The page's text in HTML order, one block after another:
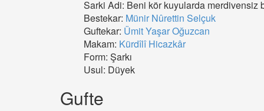
Sarki Adi: Beni kör kuyularda merdivensiz
Bestekar: Münir Nûrettin Selçuk
Guftekar: Ümit Yaşar Oğuzcan
Makam: Kürdîlî Hicazkâr
Form: Şarkı
Usul: Düyek
Gufte